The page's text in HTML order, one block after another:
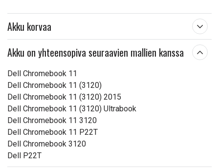
Akku korvaa
Akku on yhteensopiva seuraavien mallien kanssa
Dell Chromebook 11
Dell Chromebook 11 (3120)
Dell Chromebook 11 (3120) 2015
Dell Chromebook 11 (3120) Ultrabook
Dell Chromebook 11 3120
Dell Chromebook 11 P22T
Dell Chromebook 3120
Dell P22T